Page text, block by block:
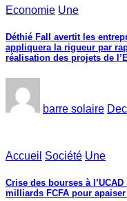
Economie Une
Déthié Fall avertit les
appliquera la rigueur par
réalisation des projets de
barre solaire
Accueil Société Une
Crise des bourses à
milliards FCFA pour